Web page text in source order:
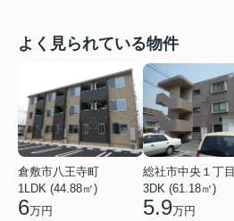
よく見られている物件
倉敷市八王寺町
1LDK (44.88㎡)
6万円
総社市中央１丁目
3DK (61.18㎡)
5.9万円